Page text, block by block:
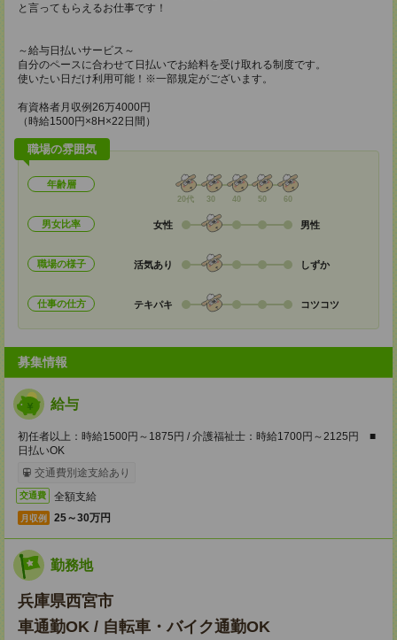
と言ってもらえるお仕事です！
～給与日払いサービス～
自分のペースに合わせて日払いでお給料を受け取れる制度です。
使いたい日だけ利用可能！※一部規定がございます。
有資格者月収例26万4000円
（時給1500円×8H×22日間）
職場の雰囲気
年齢層
20代 30 40 50 60
男女比率 女性 男性
職場の様子 活気あり しずか
仕事の仕方 テキパキ コツコツ
募集情報
給与
初任者以上：時給1500円～1875円 / 介護福祉士：時給1700円～2125円 ■
日払いOK
交通費別途支給あり
交通費 全額支給
月収例 25～30万円
勤務地
兵庫県西宮市
車通勤OK / 自転車・バイク通勤OK